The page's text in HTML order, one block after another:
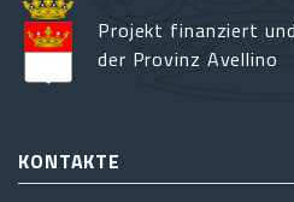
Projekt finanziert
der Provinz Avellino
KONTAKTE